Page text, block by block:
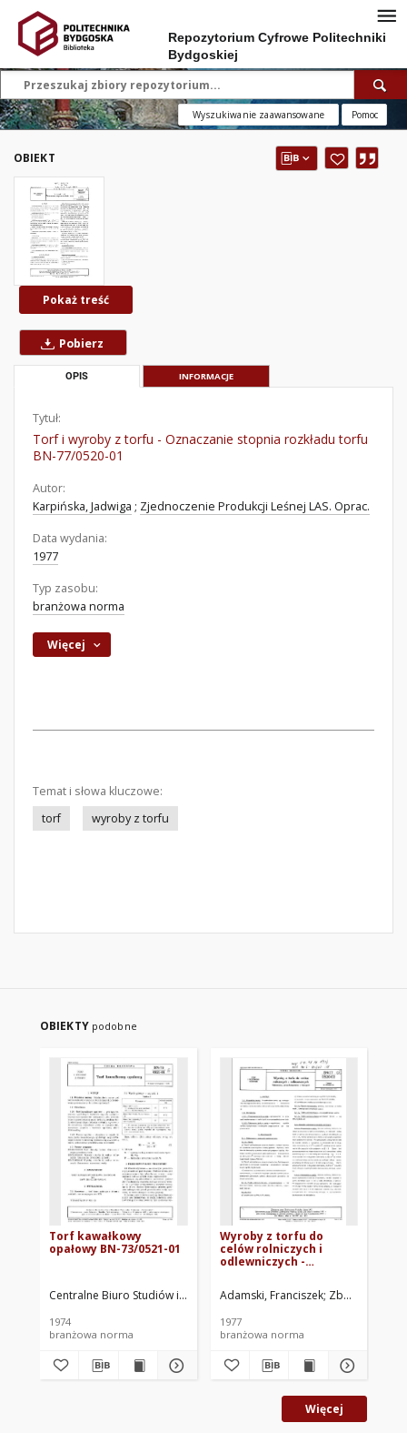
Repozytorium Cyfrowe Politechniki
Bydgoskiej
Wyszukiwanie zaawansowane Pomoc
OBIEKT
Pokaż treść
Pobierz
OPIS INFORMACJE
Tytuł:
Torf i wyroby z torfu - Oznaczanie stopnia rozkładu torfu
BN-77/0520-01
Autor:
Karpińska, Jadwiga ; Zjednoczenie Produkcji Leśnej LAS. Oprac.
Data wydania:
1977
Typ zasobu:
branżowa norma
Więcej
Temat i słowa kluczowe:
torf
wyroby z torfu
OBIEKTY podobne
Torf kawałkowy
opałowy BN-73/0521-01
Centralne Biuro Studiów i Projektów Przemysłu Drobnego
1974
branżowa norma
Wyroby z torfu do
celów rolniczych i
odlewniczych -
przechowywanie i
transport BN-77/0520-
Adamski, Franciszek Zboiński, Jerzy
1977
branżowa norma
Więcej